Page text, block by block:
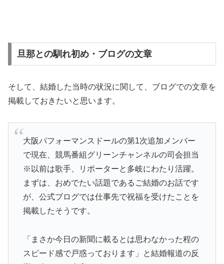
旦那との馴れ初め・ブログの文章
そして、結婚した当時の状況に関して、ブログでの文章を
掲載しておきたいと思います。
大阪パフォーマンスドールの第1次追加メンバー
で現在、競馬番組グリーンチャンネルの司会担当
※以前は歌手、リポーターと多岐にわたり活躍。
まずは、おめでたい話題であるご結婚のお話です
が、公式ブログでは仕事先で祝福を受けたことを
掲載したそうです。
「まさか今日の新聞に載るとは思わなかった程の
スピード感で戸惑っております」と結婚報道の反